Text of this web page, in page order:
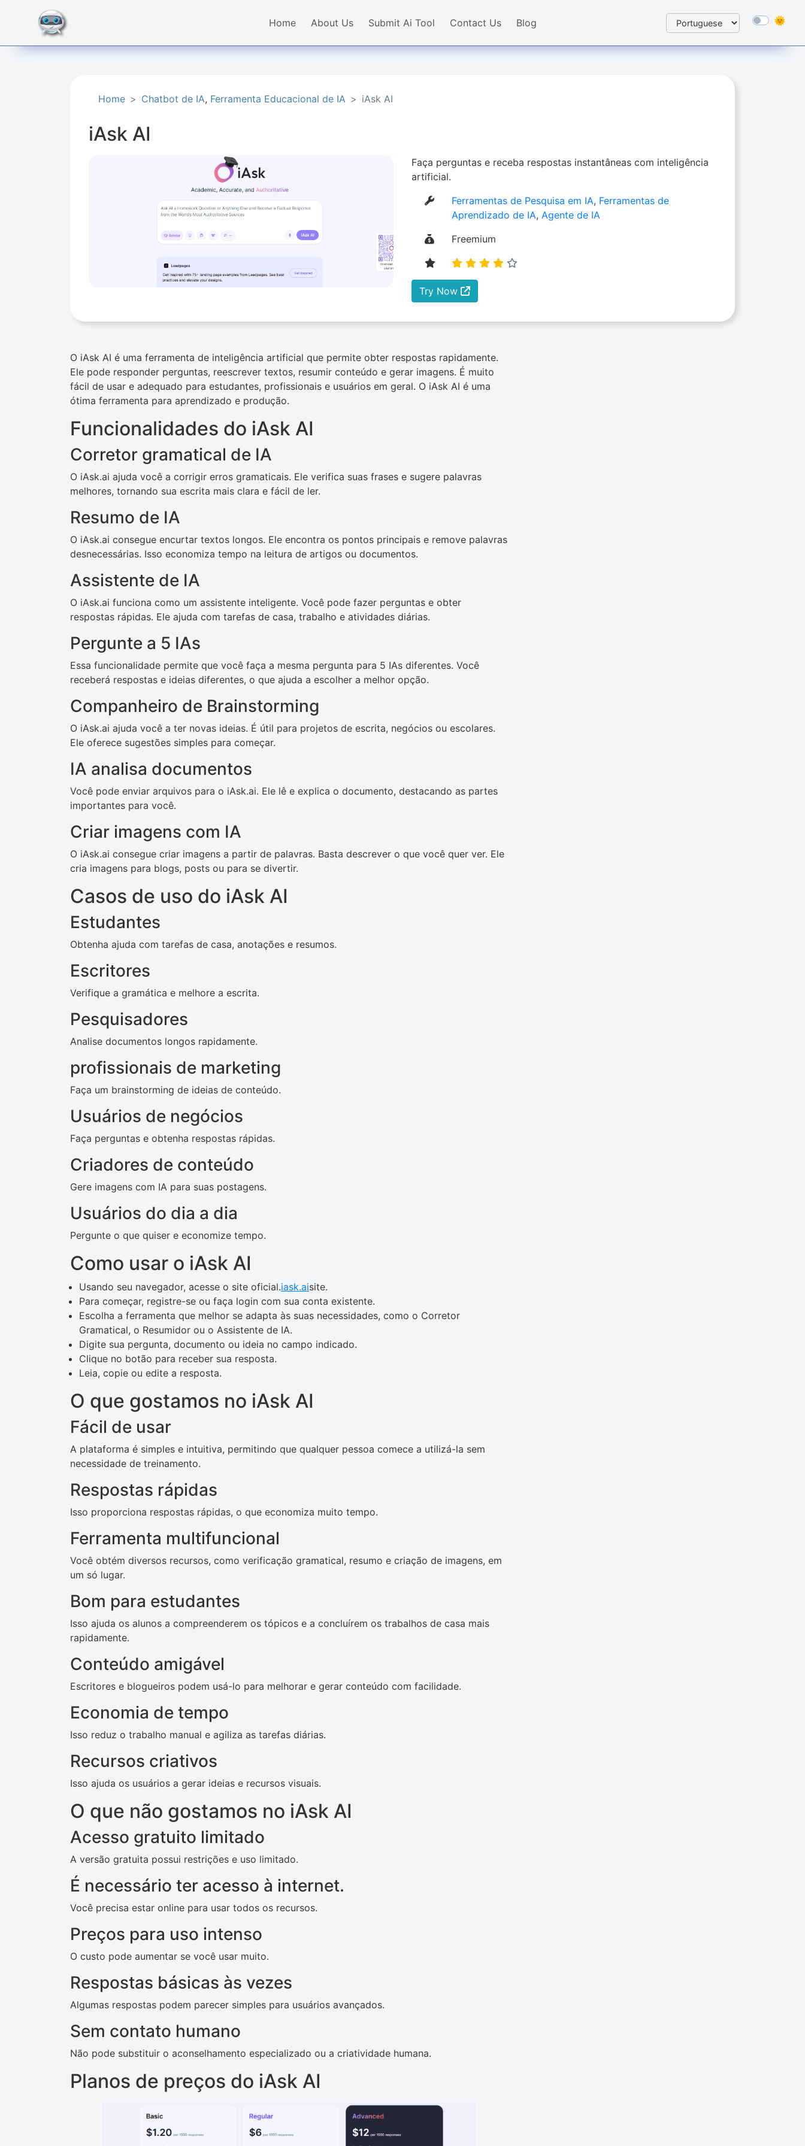
Home About Us Submit Ai Tool Contact Us Blog
Home Chatbot de IA, Ferramenta Educacional de IA iAsk AI
iAsk AI
Faça perguntas e receba respostas instantâneas com inteligência
artificial.
Ferramentas de Pesquisa em IA, Ferramentas de
Aprendizado de IA,Agente de IA
Freemium
Try Now
O iAsk AI é uma ferramenta de inteligência artificial que permite obter respostas rapidamente.
Ele pode responder perguntas, reescrever textos, resumir conteúdo e gerar imagens. É muito
fácil de usar e adequado para estudantes, profissionais e usuários em geral. O iAsk AI é uma
ótima ferramenta para aprendizado e produção.
Funcionalidades do iAsk AI
Corretor gramatical de IA
O iAsk.ai ajuda você a corrigir erros gramaticais. Ele verifica suas frases e sugere palavras
melhores, tornando sua escrita mais clara e fácil de ler.
Resumo de IA
O iAsk.ai consegue encurtar textos longos. Ele encontra os pontos principais e remove palavras
desnecessárias. Isso economiza tempo na leitura de artigos ou documentos.
Assistente de IA
O iAsk.ai funciona como um assistente inteligente. Você pode fazer perguntas e obter
respostas rápidas. Ele ajuda com tarefas de casa, trabalho e atividades diárias.
Pergunte a 5 IAs
Essa funcionalidade permite que você faça a mesma pergunta para 5 IAs diferentes. Você
receberá respostas e ideias diferentes, o que ajuda a escolher a melhor opção.
Companheiro de Brainstorming
O iAsk.ai ajuda você a ter novas ideias. É útil para projetos de escrita, negócios ou escolares.
Ele oferece sugestões simples para começar.
IA analisa documentos
Você pode enviar arquivos para o iAsk.ai. Ele lê e explica o documento, destacando as partes
importantes para você.
Criar imagens com IA
O iAsk.ai consegue criar imagens a partir de palavras. Basta descrever o que você quer ver. Ele
cria imagens para blogs, posts ou para se divertir.
Casos de uso do iAsk AI
Estudantes
Obtenha ajuda com tarefas de casa, anotações e resumos.
Escritores
Verifique a gramática e melhore a escrita.
Pesquisadores
Analise documentos longos rapidamente.
profissionais de marketing
Faça um brainstorming de ideias de conteúdo.
Usuários de negócios
Faça perguntas e obtenha respostas rápidas.
Criadores de conteúdo
Gere imagens com IA para suas postagens.
Usuários do dia a dia
Pergunte o que quiser e economize tempo.
Como usar o iAsk AI
Usando seu navegador, acesse o site oficial.iask.aisite.
Para começar, registre-se ou faça login com sua conta existente.
Escolha a ferramenta que melhor se adapta às suas necessidades, como o Corretor
Gramatical, o Resumidor ou o Assistente de IA.
Digite sua pergunta, documento ou ideia no campo indicado.
Clique no botão para receber sua resposta.
Leia, copie ou edite a resposta.
O que gostamos no iAsk AI
Fácil de usar
A plataforma é simples e intuitiva, permitindo que qualquer pessoa comece a utilizá-la sem
necessidade de treinamento.
Respostas rápidas
Isso proporciona respostas rápidas, o que economiza muito tempo.
Ferramenta multifuncional
Você obtém diversos recursos, como verificação gramatical, resumo e criação de imagens, em
um só lugar.
Bom para estudantes
Isso ajuda os alunos a compreenderem os tópicos e a concluírem os trabalhos de casa mais
rapidamente.
Conteúdo amigável
Escritores e blogueiros podem usá-lo para melhorar e gerar conteúdo com facilidade.
Economia de tempo
Isso reduz o trabalho manual e agiliza as tarefas diárias.
Recursos criativos
Isso ajuda os usuários a gerar ideias e recursos visuais.
O que não gostamos no iAsk AI
Acesso gratuito limitado
A versão gratuita possui restrições e uso limitado.
É necessário ter acesso à internet.
Você precisa estar online para usar todos os recursos.
Preços para uso intenso
O custo pode aumentar se você usar muito.
Respostas básicas às vezes
Algumas respostas podem parecer simples para usuários avançados.
Sem contato humano
Não pode substituir o aconselhamento especializado ou a criatividade humana.
Planos de preços do iAsk AI